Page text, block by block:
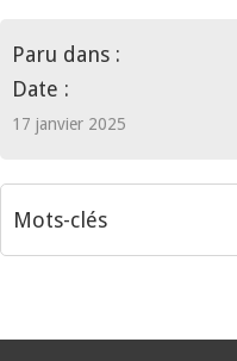
Paru dans :
Date :
17 janvier 2025
Mots-clés